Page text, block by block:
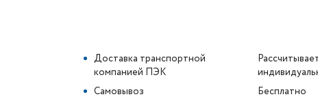
Доставка транспортной
компанией ПЭК
Самовывоз
Бесплатно